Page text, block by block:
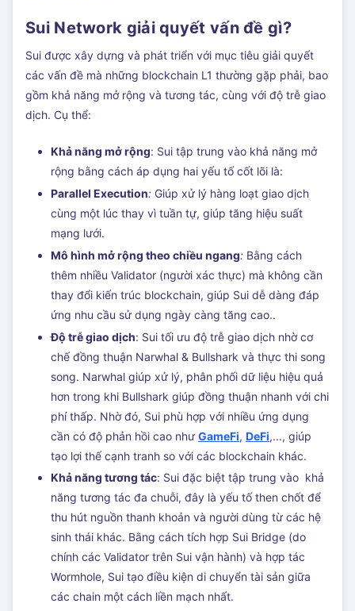
Sui Network giải quyết vấn đề gì?
Sui được xây dựng và phát triển với mục tiêu giải quyết
các vấn đề mà những blockchain L1 thường gặp phải, bao
gồm khả năng mở rộng và tương tác, cùng với độ trễ giao
dịch. Cụ thể:
Khả năng mở rộng: Sui tập trung vào khả năng mở
rộng bằng cách áp dụng hai yếu tố cốt lõi là:
Parallel Execution: Giúp xử lý hàng loạt giao dịch
cùng một lúc thay vì tuần tự, giúp tăng hiệu suất
mạng lưới.
Mô hình mở rộng theo chiều ngang: Bằng cách
thêm nhiều Validator (người xác thực) mà không cần
thay đổi kiến trúc blockchain, giúp Sui dễ dàng đáp
ứng nhu cầu sử dụng ngày càng tăng cao..
Độ trễ giao dịch: Sui tối ưu độ trễ giao dịch nhờ cơ
chế đồng thuận Narwhal & Bullshark và thực thi song
song. Narwhal giúp xử lý, phân phối dữ liệu hiệu quả
hơn trong khi Bullshark giúp đồng thuận nhanh với chi
phí thấp. Nhờ đó, Sui phù hợp với nhiều ứng dụng
cần có độ phản hồi cao như GameFi, DeFi,..., giúp
tạo lợi thế cạnh tranh so với các blockchain khác.
Khả năng tương tác: Sui đặc biệt tập trung vào khả
năng tương tác đa chuỗi, đây là yếu tố then chốt để
thu hút nguồn thanh khoản và người dùng từ các hệ
sinh thái khác. Bằng cách tích hợp Sui Bridge (do
chính các Validator trên Sui vận hành) và hợp tác
Wormhole, Sui tạo điều kiện di chuyển tài sản giữa
các chain một cách liền mạch nhất.